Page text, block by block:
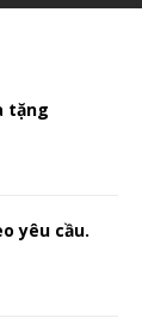
tặng
yêu cầu.